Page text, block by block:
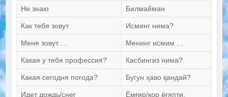
Не знаю Билмайман
Как тебя зовут Исминг нима?
Меня зовут … Менинг исмим …
Какая у тебя профессия? Касбингиз нима?
Какая сегодня погода? Бугун ҳаво қандай?
Идет дождь/снег Ёмғир/қор ёғяпти.